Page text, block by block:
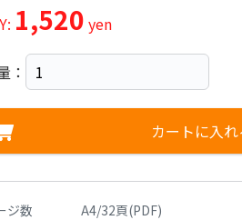
1,520 yen
：
カートに入れ
ジ数 A4/32頁(PDF)